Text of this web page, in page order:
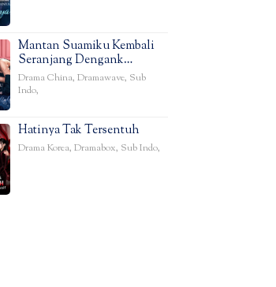
Mantan Suamiku Kembali
Seranjang Dengank…
Drama China, Dramawave, Sub
Indo,
Hatinya Tak Tersentuh
Drama Korea, Dramabox, Sub Indo,